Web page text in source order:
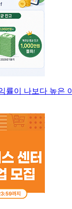
률이 나보다 높은